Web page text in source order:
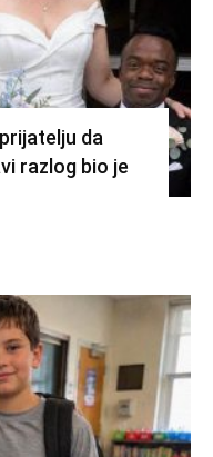
da
razlog bio je